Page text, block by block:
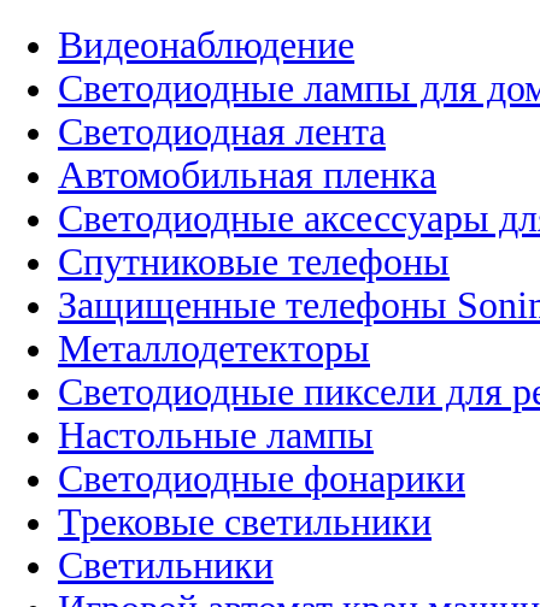
Видеонаблюдение
Светодиодные лампы для
Светодиодная лента
Автомобильная пленка
Светодиодные аксессуары
Спутниковые телефоны
Защищенные телефоны
Металлодетекторы
Светодиодные пиксели для
Настольные лампы
Светодиодные фонарики
Трековые светильники
Светильники